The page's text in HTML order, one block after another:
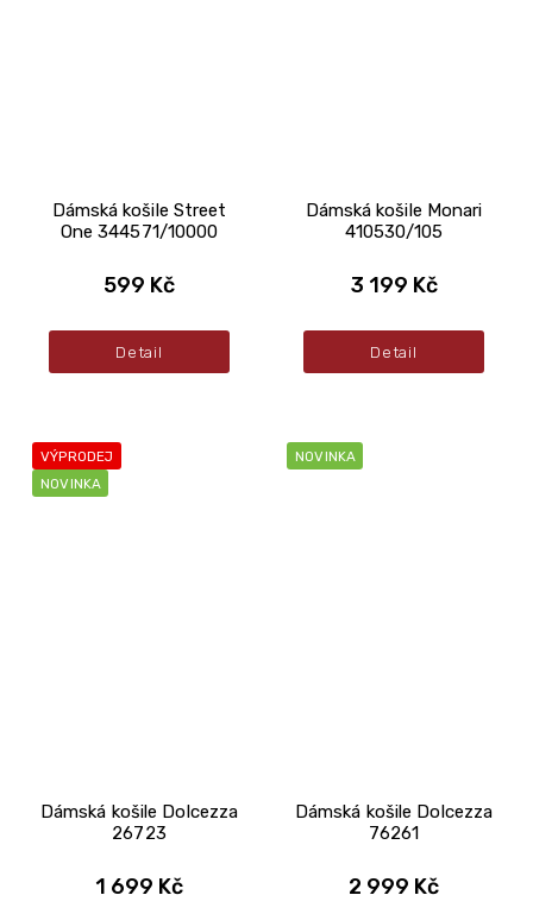
Dámská košile Street
One 344571/10000
599 Kč
Detail
Dámská košile Monari
410530/105
3 199 Kč
Detail
VÝPRODEJ
NOVINKA
Dámská košile Dolcezza
26723
1 699 Kč
NOVINKA
Dámská košile Dolcezza
76261
2 999 Kč